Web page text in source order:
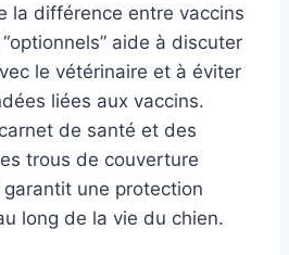
la différence entre vaccins
aide à discuter
le vétérinaire et à éviter
liées aux vaccins.
de santé et des
trous de couverture
une protection
long de la vie du chien.